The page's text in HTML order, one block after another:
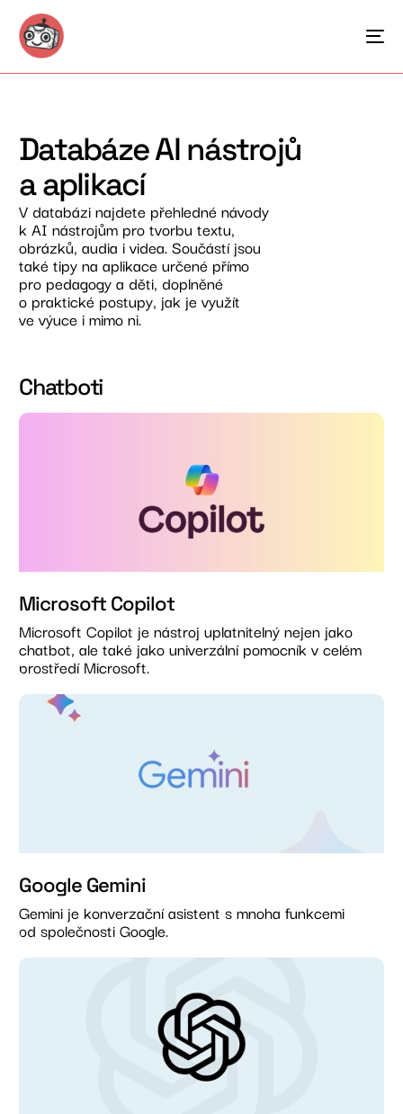
Databáze AI nástrojů
a aplikací
V databázi najdete přehledné návody
k AI nástrojům pro tvorbu textu,
obrázků, audia i videa. Součástí jsou
také tipy na aplikace určené přímo
pro pedagogy a děti, doplněné
o praktické postupy, jak je využít
ve výuce i mimo ni.
Chatboti
Microsoft Copilot
Microsoft Copilot je nástroj uplatnitelný nejen jako
chatbot, ale také jako univerzální pomocník v celém
prostředí Microsoft.
Google Gemini
Gemini je konverzační asistent s mnoha funkcemi
od společnosti Google.